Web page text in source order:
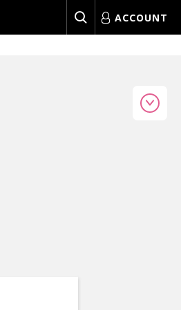
ACCOUNT